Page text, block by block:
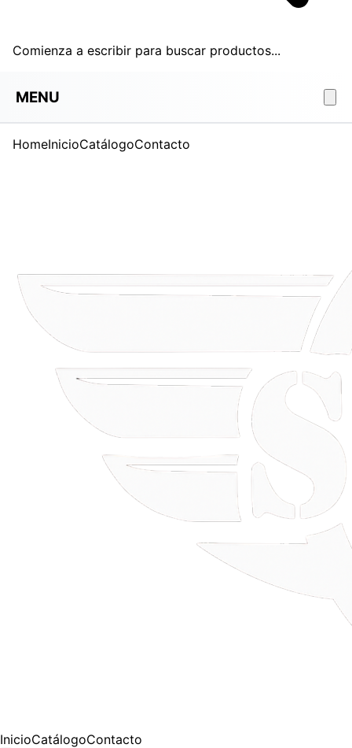
Comienza a escribir para buscar productos...
MENU
HomeInicioCatálogoContacto
InicioCatálogoContacto